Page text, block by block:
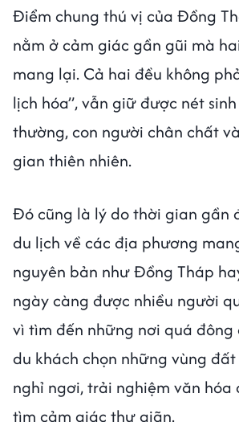
Điểm chung thú vị của Đồng
nằm ở cảm giác gần gũi mà
mang lại. Cả hai đều không
lịch hóa”, vẫn giữ được nét
thường, con người chân chất
gian thiên nhiên.
Đó cũng là lý do thời gian gần
du lịch về các địa phương
nguyên bản như Đồng Tháp
ngày càng được nhiều người
vì tìm đến những nơi quá đông
du khách chọn những vùng
nghỉ ngơi, trải nghiệm văn
tìm cảm giác thư giãn.